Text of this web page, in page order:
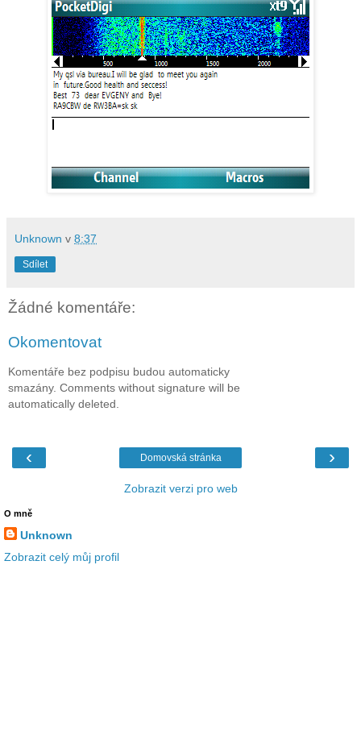
Unknown v 8:37
Sdílet
Žádné komentáře:
Okomentovat
Komentáře bez podpisu budou automaticky
smazány. Comments without signature will be
automatically deleted.
‹ ›
Domovská stránka
Zobrazit verzi pro web
O mně
Unknown
Zobrazit celý můj profil